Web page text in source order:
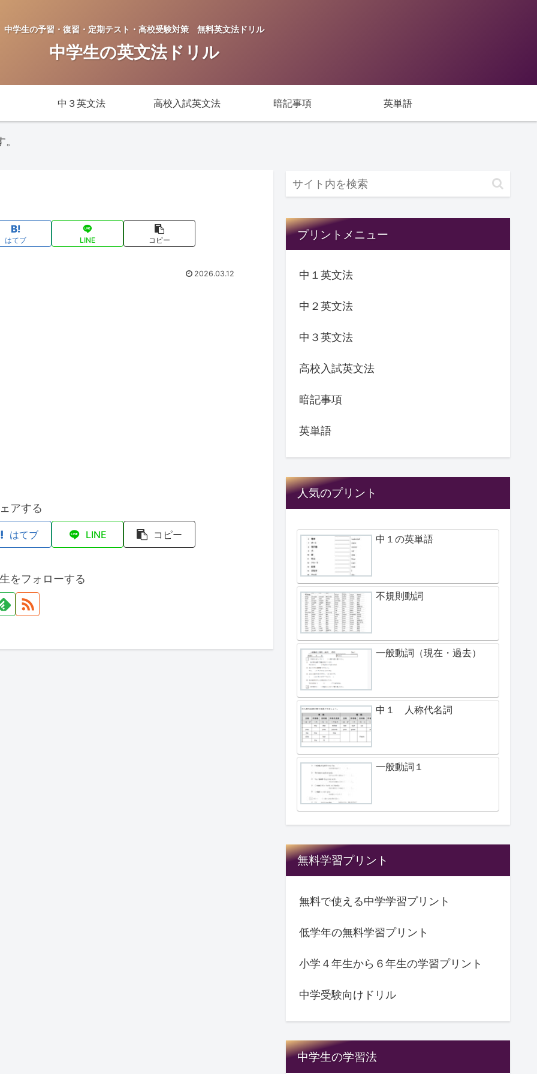
中学生の予習・復習・定期テスト・高校受験対策 無料英文法ドリル
中学生の英文法ドリル
中３英文法 高校入試英文法 暗記事項 英単語
はてブ LINE コピー
2026.03.12
アする
はてブ LINE コピー
をフォローする
プリントメニュー
中１英文法
中２英文法
中３英文法
高校入試英文法
暗記事項
英単語
人気のプリント
中１の英単語
不規則動詞
一般動詞（現在・過去）
中１ 人称代名詞
一般動詞１
無料学習プリント
無料で使える中学学習プリント
低学年の無料学習プリント
小学４年生から６年生の学習プリント
中学受験向けドリル
中学生の学習法